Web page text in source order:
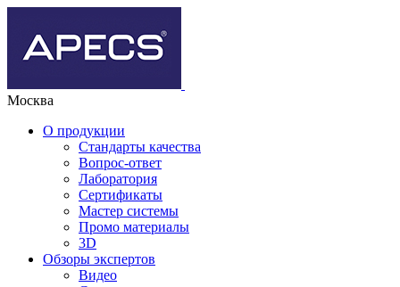
Москва
О продукции
Стандарты качества
Вопрос-ответ
Лаборатория
Сертификаты
Мастер системы
Промо материалы
3D
Обзоры экспертов
Видео